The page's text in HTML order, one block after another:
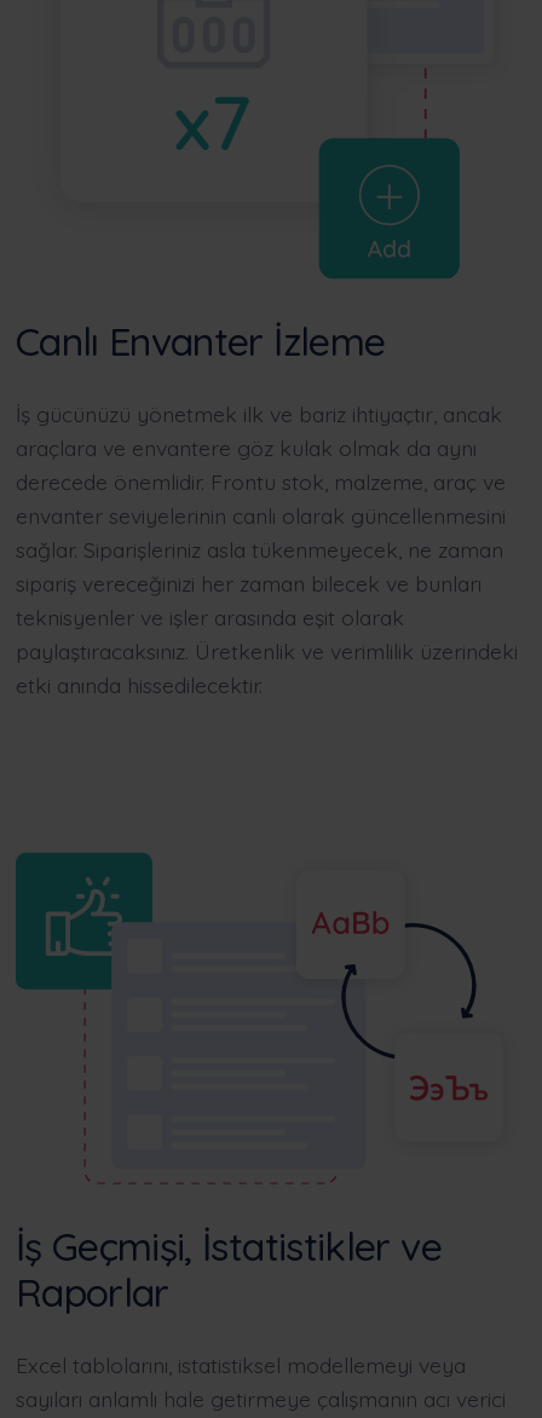
Canlı Envanter İzleme
İş gücünüzü yönetmek ilk ve bariz ihtiyaçtır, ancak
araçlara ve envantere göz kulak olmak da aynı
derecede önemlidir. Frontu stok, malzeme, araç ve
envanter seviyelerinin canlı olarak güncellenmesini
sağlar. Siparişleriniz asla tükenmeyecek, ne zaman
sipariş vereceğinizi her zaman bilecek ve bunları
teknisyenler ve işler arasında eşit olarak
paylaştıracaksınız. Üretkenlik ve verimlilik üzerindeki
etki anında hissedilecektir.
İş Geçmişi, İstatistikler ve
Raporlar
Excel tablolarını, istatistiksel modellemeyi veya
sayıları anlamlı hale getirmeye çalışmanın acı verici